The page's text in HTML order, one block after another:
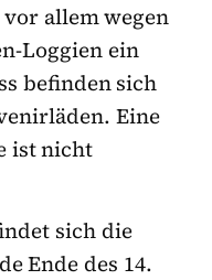
allem wegen
Loggien ein
befinden sich
Eine
ist nicht
sich die
Ende des 14.